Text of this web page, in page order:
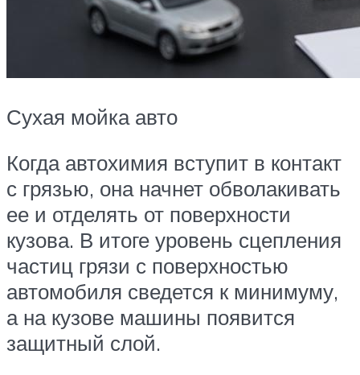
Сухая мойка авто
Когда автохимия вступит в контакт
с грязью, она начнет обволакивать
ее и отделять от поверхности
кузова. В итоге уровень сцепления
частиц грязи с поверхностью
автомобиля сведется к минимуму,
а на кузове машины появится
защитный слой.